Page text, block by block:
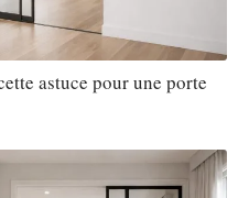
astuce pour une porte